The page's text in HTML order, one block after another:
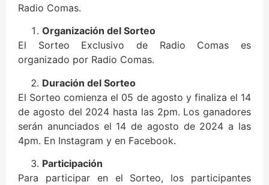
Radio Comas.
Organización del Sorteo
El Sorteo Exclusivo de Radio Comas es
organizado por Radio Comas.
Duración del Sorteo
El Sorteo comienza el 05 de agosto y finaliza el 14
de agosto del 2024 hasta las 2pm. Los ganadores
serán anunciados el 14 de agosto de 2024 a las
4pm. En Instagram y en Facebook.
Participación
Para participar en el Sorteo, los participantes